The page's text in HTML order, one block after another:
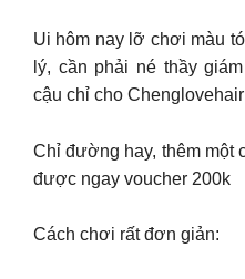
Ui hôm nay lỡ chơi màu
lý, cần phải né thầy
cậu chỉ cho
Chỉ đường hay, thêm một
được ngay voucher 200k
Cách chơi rất đơn giản: